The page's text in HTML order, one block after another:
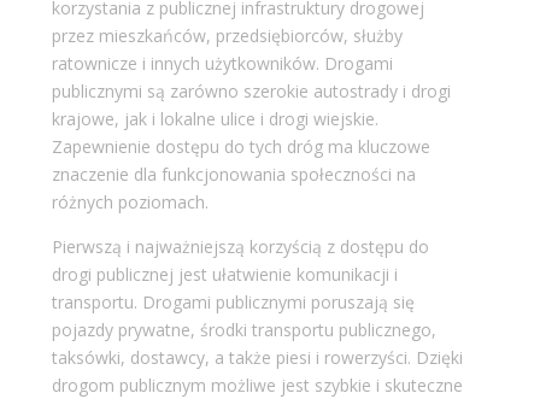
korzystania z publicznej infrastruktury drogowej
przez mieszkańców, przedsiębiorców, służby
ratownicze i innych użytkowników. Drogami
publicznymi są zarówno szerokie autostrady i drogi
krajowe, jak i lokalne ulice i drogi wiejskie.
Zapewnienie dostępu do tych dróg ma kluczowe
znaczenie dla funkcjonowania społeczności na
różnych poziomach.
Pierwszą i najważniejszą korzyścią z dostępu do
drogi publicznej jest ułatwienie komunikacji i
transportu. Drogami publicznymi poruszają się
pojazdy prywatne, środki transportu publicznego,
taksówki, dostawcy, a także piesi i rowerzyści. Dzięki
drogom publicznym możliwe jest szybkie i skuteczne